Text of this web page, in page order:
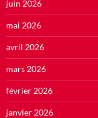
juin 2026
mai 2026
avril 2026
mars 2026
février 2026
janvier 2026